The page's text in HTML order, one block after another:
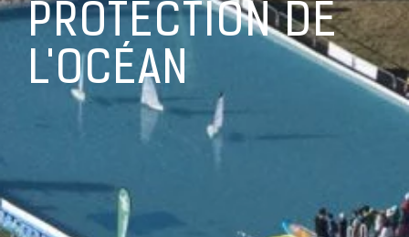
PROTECTION DE
L'OCÉAN